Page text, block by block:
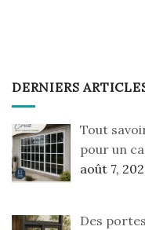
DERNIERS
Tout
pour un
août 7,
Des